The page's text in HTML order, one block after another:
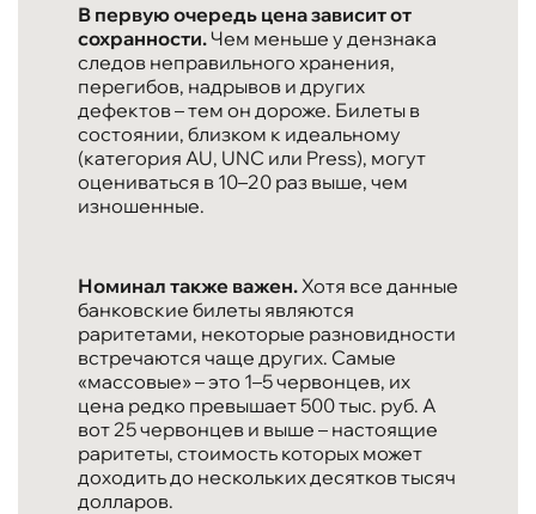
В первую очередь цена зависит от
сохранности.Чем меньше у дензнака
следов неправильного хранения,
перегибов, надрывов и других
дефектов – тем он дороже. Билеты в
состоянии, близком к идеальному
(категория AU, UNC или Press), могут
оцениваться в 10–20 раз выше, чем
изношенные.
Номинал также важен. Хотя все данные
банковские билеты являются
раритетами, некоторые разновидности
встречаются чаще других. Самые
«массовые» – это 1–5 червонцев, их
цена редко превышает 500 тыс. руб. А
вот 25 червонцев и выше – настоящие
раритеты, стоимость которых может
доходить до нескольких десятков тысяч
долларов.